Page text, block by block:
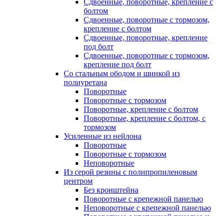
болтом
Сдвоенные, поворотные с тормозом,
крепление с болтом
Сдвоенные, поворотные, крепление
под болт
Сдвоенные, поворотные с тормозом,
крепление под болт
Со стальным ободом и шинкой из
полиуретана
Поворотные
Поворотные с тормозом
Поворотные, крепление с болтом
Поворотные, крепление с болтом, с
тормозом
Усиленные из нейлона
Поворотные
Поворотные с тормозом
Неповоротные
Из серой резины с полипропиленовым
центром
Без кронштейна
Поворотные с крепежной панелью
Неповоротные с крепежной панелью